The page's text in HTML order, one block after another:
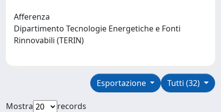
Afferenza
Dipartimento Tecnologie Energetiche e Fonti
Rinnovabili (TERIN)
Tutti (32)
Esportazione
Mostra
records